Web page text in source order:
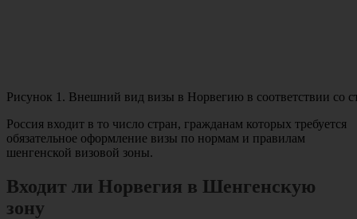
Рисунок 1. Внешний вид визы в Норвегию в соответствии со
Россия входит в то число стран, гражданам которых требуется
обязательное оформление визы по нормам и правилам
шенгенской визовой зоны.
Входит ли Норвегия в Шенгенскую
зону